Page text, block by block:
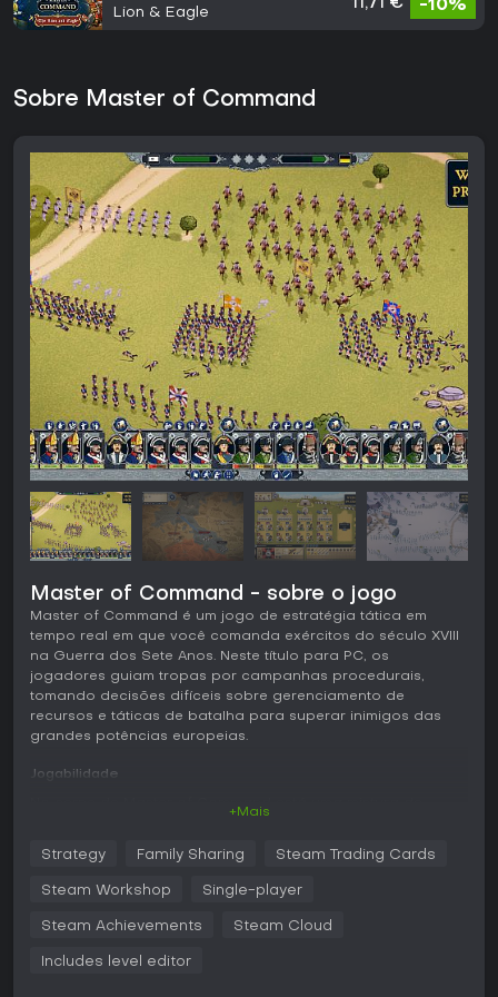
Lion & Eagle
11,71 € -10%
Sobre Master of Command
Master of Command - sobre o jogo
Master of Command é um jogo de estratégia tática em
tempo real em que você comanda exércitos do século XVIII
na Guerra dos Sete Anos. Neste título para PC, os
jogadores guiam tropas por campanhas procedurais,
tomando decisões difíceis sobre gerenciamento de
recursos e táticas de batalha para superar inimigos das
grandes potências europeias.
Jogabilidade
mapa procedural envolto em névoa de guerra,
gerenciando suprimentos para evitar a fome enquanto
tempo real, com fatores como moral, estamina, terreno e
podem ceder sob pressão se flanqueadas ou exaustas,
+Mais
Strategy Family Sharing Steam Trading Cards
Steam Workshop Single-player
Steam Achievements Steam Cloud
Includes level editor